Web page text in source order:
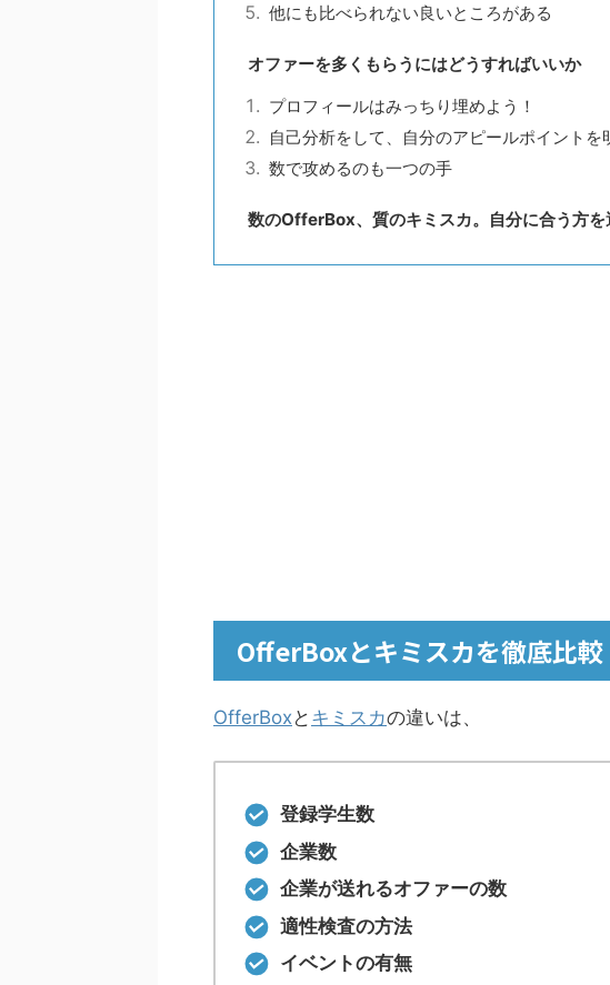
他にも比べられない良いところがある
オファーを多くもらうにはどうすればいいか
プロフィールはみっちり埋めよう！
自己分析をして、自分のアピールポイントを
数で攻めるのも一つの手
数のOfferBox、質のキミスカ。自分に合う方を
OfferBoxとキミスカを徹底比較
OfferBox と キミスカの違いは、
登録学生数
企業数
企業が送れるオファーの数
適性検査の方法
イベントの有無